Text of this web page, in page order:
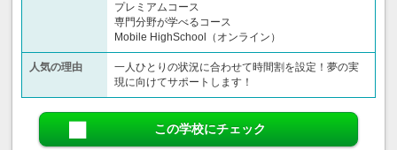
プレミアムコース
専門分野が学べるコース
Mobile HighSchool（オンライン）
人気の理由
一人ひとりの状況に合わせて時間割を設定！夢の実
現に向けてサポートします！
この学校にチェック